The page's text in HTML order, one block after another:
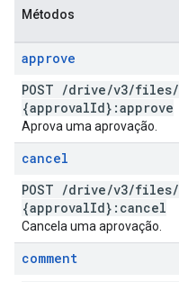
Métodos
approve
POST /drive/v3/files/
{approvalId}:approve
Aprova uma aprovação.
cancel
POST /drive/v3/files/
{approvalId}:cancel
Cancela uma aprovação.
comment